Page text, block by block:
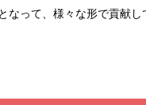
なって、様々な形で貢献し